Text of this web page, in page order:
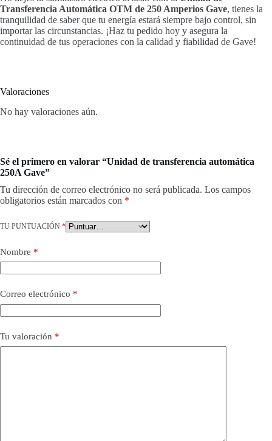
Transferencia Automática OTM de 250 Amperios Gave, tienes la
tranquilidad de saber que tu energía estará siempre bajo control, sin
importar las circunstancias. ¡Haz tu pedido hoy y asegura la
continuidad de tus operaciones con la calidad y fiabilidad de Gave!
Valoraciones
No hay valoraciones aún.
Sé el primero en valorar “Unidad de transferencia automática
250A Gave”
Tu dirección de correo electrónico no será publicada. Los campos
obligatorios están marcados con *
TU PUNTUACIÓN *
Nombre *
Correo electrónico *
Tu valoración *